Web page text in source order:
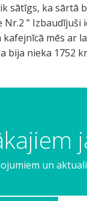
sātīgs, ka sārtā
”
mēs ar
bija nieka 1752
un